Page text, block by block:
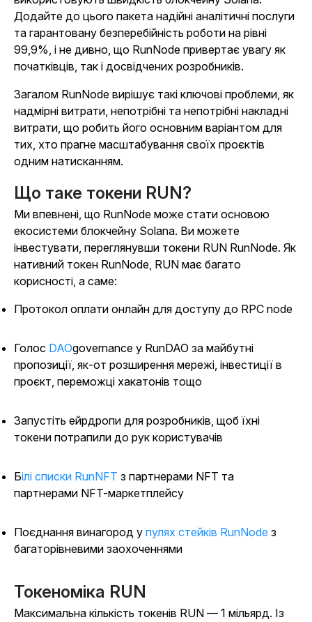
Додайте до цього пакета надійні аналітичні послуги
та гарантовану безперебійність роботи на рівні
99,9%, і не дивно, що RunNode привертає увагу як
початківців, так і досвідчених розробників.
Загалом RunNode вирішує такі ключові проблеми, як
надмірні витрати, непотрібні та непотрібні накладні
витрати, що робить його основним варіантом для
тих, хто прагне масштабування своїх проєктів
одним натисканням.
Що таке токени RUN?
Ми впевнені, що RunNode може стати основою
екосистеми блокчейну Solana. Ви можете
інвестувати, переглянувши токени RUN RunNode. Як
нативний токен RunNode, RUN має багато
корисності, а саме:
Протокол оплати онлайн для доступу до RPC node
Голос DAOgovernance у RunDAO за майбутні
пропозиції, як-от розширення мережі, інвестиції в
проєкт, переможці хакатонів тощо
Запустіть ейрдропи для розробників, щоб їхні
токени потрапили до рук користувачів
Білі списки RunNFT з партнерами NFT та
партнерами NFT-маркетплейсу
Поєднання винагород у пулях стейків RunNode з
багаторівневими заохоченнями
Токеноміка RUN
Максимальна кількість токенів RUN — 1 мільярд. Із